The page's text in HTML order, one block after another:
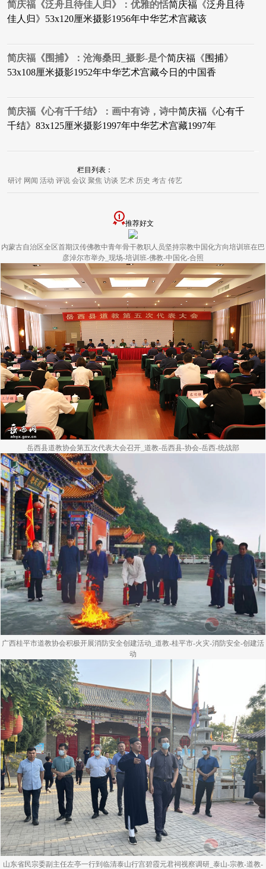
简庆福《泛舟且待佳人归》：优雅的恬​简庆福《泛舟且待
佳人归》53x120厘米摄影1956年中华艺术宫藏该
简庆福《围捕》：沧海桑田_摄影-是个​简庆福《围捕》
53x108厘米摄影1952年中华艺术宫藏今日的中国香
简庆福《心有千千结》：画中有诗，诗中​简庆福《心有千
千结》83x125厘米摄影1997年中华艺术宫藏1997年
栏目列表：
研讨 网闻 活动 评说 会议 聚焦 访谈 艺术 历史 考古 传艺
推荐好文
内蒙古自治区全区首期汉传佛教中青年骨干教职人员坚持宗教中国化方向培训班在巴
彦淖尔市举办_现场-培训班-佛教-中国化-合照
岳西县道教协会第五次代表大会召开_道教-岳西县-协会-岳西-统战部
广西桂平市道教协会积极开展消防安全创建活动_道教-桂平市-火灾-消防安全-创建活
动
山东省民宗委副主任左亭一行到临清泰山行宫碧霞元君祠视察调研_泰山-宗教-道教-